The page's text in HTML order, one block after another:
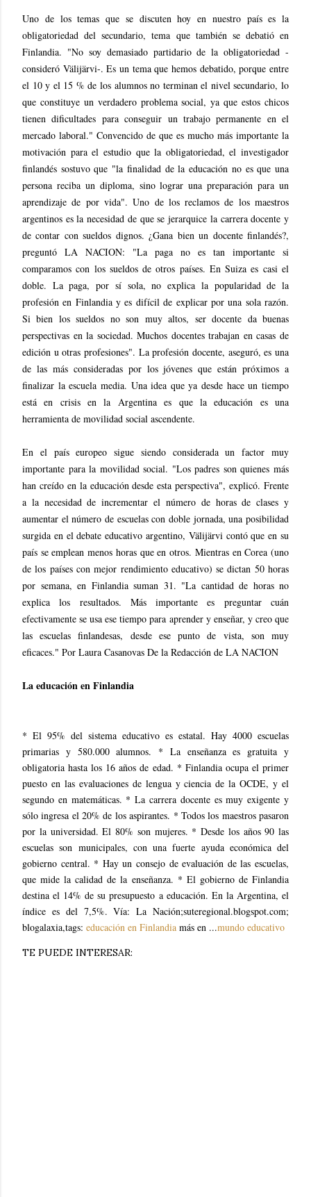
Uno de los temas que se discuten hoy en nuestro país es la
obligatoriedad del secundario, tema que también se debatió en
Finlandia. "No soy demasiado partidario de la obligatoriedad -
consideró Välijärvi-. Es un tema que hemos debatido, porque entre
el 10 y el 15 % de los alumnos no terminan el nivel secundario, lo
que constituye un verdadero problema social, ya que estos chicos
tienen dificultades para conseguir un trabajo permanente en el
mercado laboral." Convencido de que es mucho más importante la
motivación para el estudio que la obligatoriedad, el investigador
finlandés sostuvo que "la finalidad de la educación no es que una
persona reciba un diploma, sino lograr una preparación para un
aprendizaje de por vida". Uno de los reclamos de los maestros
argentinos es la necesidad de que se jerarquice la carrera docente y
de contar con sueldos dignos. ¿Gana bien un docente finlandés?,
preguntó LA NACION: "La paga no es tan importante si
comparamos con los sueldos de otros países. En Suiza es casi el
doble. La paga, por sí sola, no explica la popularidad de la
profesión en Finlandia y es difícil de explicar por una sola razón.
Si bien los sueldos no son muy altos, ser docente da buenas
perspectivas en la sociedad. Muchos docentes trabajan en casas de
edición u otras profesiones". La profesión docente, aseguró, es una
de las más consideradas por los jóvenes que están próximos a
finalizar la escuela media. Una idea que ya desde hace un tiempo
está en crisis en la Argentina es que la educación es una
herramienta de movilidad social ascendente.
En el país europeo sigue siendo considerada un factor muy
importante para la movilidad social. "Los padres son quienes más
han creído en la educación desde esta perspectiva", explicó. Frente
a la necesidad de incrementar el número de horas de clases y
aumentar el número de escuelas con doble jornada, una posibilidad
surgida en el debate educativo argentino, Välijärvi contó que en su
país se emplean menos horas que en otros. Mientras en Corea (uno
de los países con mejor rendimiento educativo) se dictan 50 horas
por semana, en Finlandia suman 31. "La cantidad de horas no
explica los resultados. Más importante es preguntar cuán
efectivamente se usa ese tiempo para aprender y enseñar, y creo que
las escuelas finlandesas, desde ese punto de vista, son muy
eficaces." Por Laura Casanovas De la Redacción de LA NACION
La educación en Finlandia
* El 95% del sistema educativo es estatal. Hay 4000 escuelas
primarias y 580.000 alumnos. * La enseñanza es gratuita y
obligatoria hasta los 16 años de edad. * Finlandia ocupa el primer
puesto en las evaluaciones de lengua y ciencia de la OCDE, y el
segundo en matemáticas. * La carrera docente es muy exigente y
sólo ingresa el 20% de los aspirantes. * Todos los maestros pasaron
por la universidad. El 80% son mujeres. * Desde los años 90 las
escuelas son municipales, con una fuerte ayuda económica del
gobierno central. * Hay un consejo de evaluación de las escuelas,
que mide la calidad de la enseñanza. * El gobierno de Finlandia
destina el 14% de su presupuesto a educación. En la Argentina, el
índice es del 7,5%. Vía: La Nación;suteregional.blogspot.com;
blogalaxia,tags: educación en Finlandia más en ...mundo educativo
TE PUEDE INTERESAR: